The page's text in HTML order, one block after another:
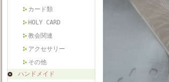
カード類
HOLY CARD
教会関連
アクセサリー
その他
ハンドメイド